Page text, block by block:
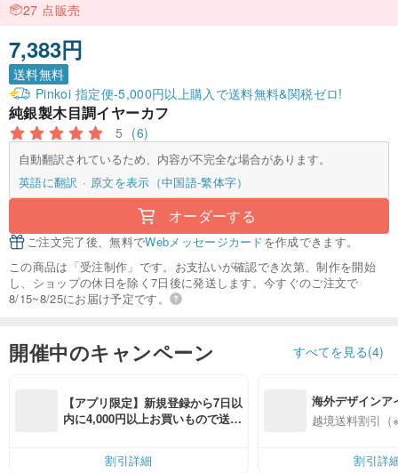
27 点販売
7,383円
送料無料
Pinkoi 指定便-5,000円以上購入で送料無料&関税ゼロ!
純銀製木目調イヤーカフ
5 (6)
自動翻訳されているため、内容が不完全な場合があります。
英語に翻訳
原文を表示（中国語-繁体字）
オーダーする
ご注文完了後、無料でWebメッセージカードを作成できます。
この商品は「受注制作」です。お支払いが確認でき次第、制作を開始
し、ショップの休日を除く7日後に発送します。今すぐのご注文で
8/15~8/25にお届け予定です。
開催中のキャンペーン すべてを見る(4)
【アプリ限定】新規登録から7日以
内に4,000円以上お買いもので送料
割引詳細
海外デザインア
入
越境送料割引（
割引詳